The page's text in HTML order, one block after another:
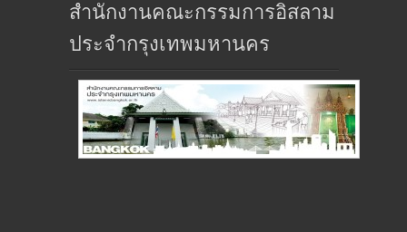
สำนักงานคณะกรรมการอิสลาม
ประจำกรุงเทพมหานคร